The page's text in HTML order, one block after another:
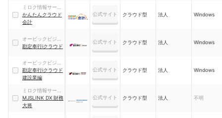
ミロク情報サービ
ス
かんたんクラウド
会計
公式サイト クラウド型 法人 Windows
オービックビジネ
スコンサルタント
勘定奉行iクラウド
公式サイト クラウド型 法人 Windows
オービックビジネ
スコンサルタント
勘定奉行iクラウド
建設業編
公式サイト クラウド型 法人 Windows
ミロク情報サービ
ス
MJSLINK DX 財務
大将
公式サイト クラウド型 法人 不明